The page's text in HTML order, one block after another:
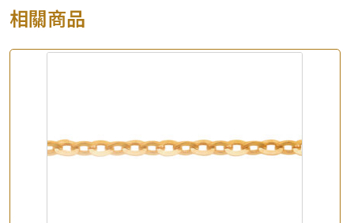
相關商品